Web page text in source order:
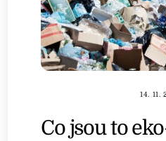
14. 11.
Co jsou to